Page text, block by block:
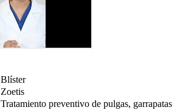
Blíster
Zoetis
Tratamiento preventivo de pulgas, garrapatas